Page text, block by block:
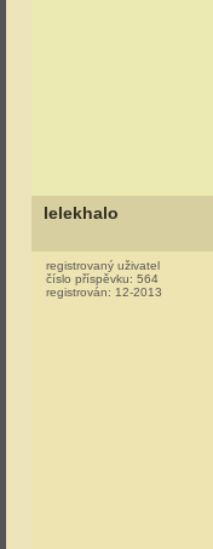
lelekhalo
registrovaný uživatel
číslo příspěvku: 564
registrován: 12-2013